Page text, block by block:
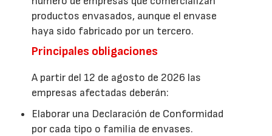
productos envasados, aunque el envase
haya sido fabricado por un tercero.
Principales obligaciones
A partir del 12 de agosto de 2026 las
empresas afectadas deberán:
Elaborar una Declaración de Conformidad
por cada tipo o familia de envases.